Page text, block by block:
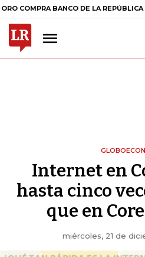
BANCO DE LA REPÚBLICA $
Internet en
hasta cinco
que en
miércoles, 21 de